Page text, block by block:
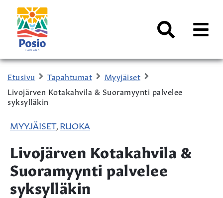
Siirry sisältöön
Kaupungin
logo
AVAA
Etusivu Tapahtumat
Myyjäiset
Livojärven Kotakahvila & Suoramyynti palvelee
syksylläkin
MYYJÄISET, RUOKA
Livojärven Kotakahvila &
Suoramyynti palvelee
syksylläkin